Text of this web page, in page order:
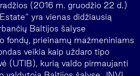
(2016 m. gruodžio 22 d.)
yra vienas didžiausią
Baltijos šalyse
fondų, prieinamų mažmeniniams
veikia kaip uždaro tipo
(UTIB), kurią valdo pirmaujanti